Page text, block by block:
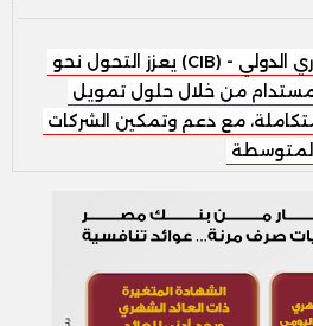
البنك التجاري الدولي - (CIB) يعزز التحول نحو
من خلال حلول تمويل
مع دعم وتمكين الشركات